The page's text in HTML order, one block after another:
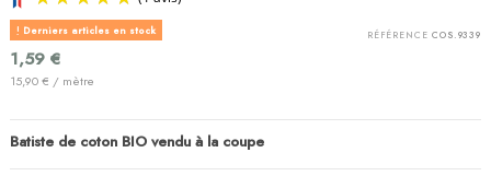
RÉFÉRENCE COS.9339
Derniers articles en stock
1,59 €
15,90 € / mètre
Batiste de coton BIO vendu à la coupe